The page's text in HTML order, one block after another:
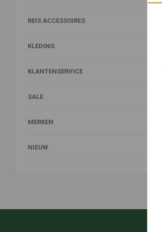
REIS ACCESSOIRES
KLEDING
KLANTENSERVICE
SALE
MERKEN
NIEUW